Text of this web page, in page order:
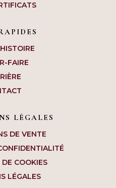
FAIRE
LÉGALES
DE VENTE
COOKIES
LÉGALES